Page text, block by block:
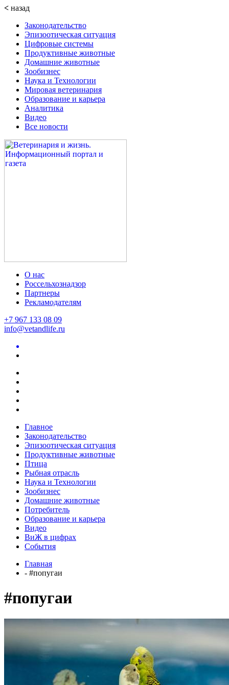
< назад
Законодательство
Эпизоотическая ситуация
Цифровые системы
Продуктивные животные
Домашние животные
Зообизнес
Наука и Технологии
Мировая ветеринария
Образование и карьера
Аналитика
Видео
Все новости
О нас
Россельхознадзор
Партнеры
Рекламодателям
+7 967 133 08 09
info@vetandlife.ru
Главное
Законодательство
Эпизоотическая ситуация
Продуктивные животные
Птица
Рыбная отрасль
Наука и Технологии
Зообизнес
Домашние животные
Потребитель
Образование и карьера
Видео
ВиЖ в цифрах
События
Главная
- #попугаи
#попугаи